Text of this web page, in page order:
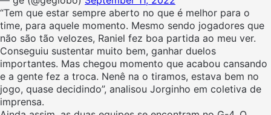
“Tem que estar sempre aberto no que é melhor para o
time, para aquele momento. Mesmo sendo jogadores que
não são tão velozes, Raniel fez boa partida ao meu ver.
Conseguiu sustentar muito bem, ganhar duelos
importantes. Mas chegou momento que acabou cansando
e a gente fez a troca. Nenê na o tiramos, estava bem no
jogo, quase decidindo”, analisou Jorginho em coletiva de
imprensa.